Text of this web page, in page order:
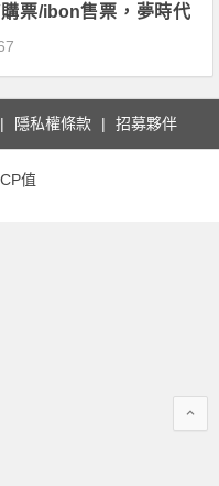
票/ibon售票，夢時代
隱私權條款 招募夥伴
值